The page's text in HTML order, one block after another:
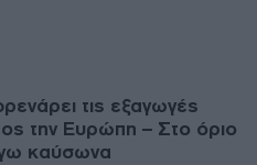
τις εξαγωγές
την Ευρώπη – Στο όριο
καύσωνα